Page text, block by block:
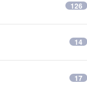
126
14
17